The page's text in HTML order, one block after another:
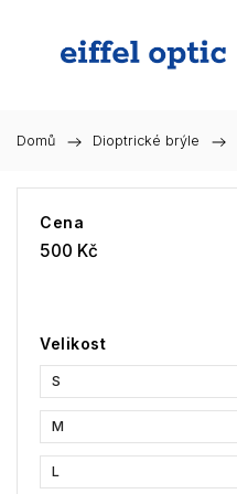
Domů / Dioptrické brýle /
Cena
500 Kč
Velikost
S
M
L